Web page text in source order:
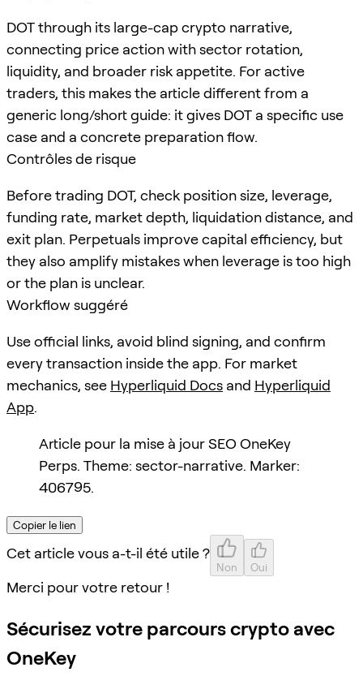
DOT through its large-cap crypto narrative,
connecting price action with sector rotation,
liquidity, and broader risk appetite. For active
traders, this makes the article different from a
generic long/short guide: it gives DOT a specific use
case and a concrete preparation flow.
Contrôles de risque
Before trading DOT, check position size, leverage,
funding rate, market depth, liquidation distance, and
exit plan. Perpetuals improve capital efficiency, but
they also amplify mistakes when leverage is too high
or the plan is unclear.
Workflow suggéré
Use official links, avoid blind signing, and confirm
every transaction inside the app. For market
mechanics, see Hyperliquid Docs and Hyperliquid
App.
Article pour la mise à jour SEO OneKey
Perps. Theme: sector-narrative. Marker:
406795.
Copier le lien
Cet article vous a-t-il été utile ?
Non Oui
Merci pour votre retour !
Sécurisez votre parcours crypto avec
OneKey